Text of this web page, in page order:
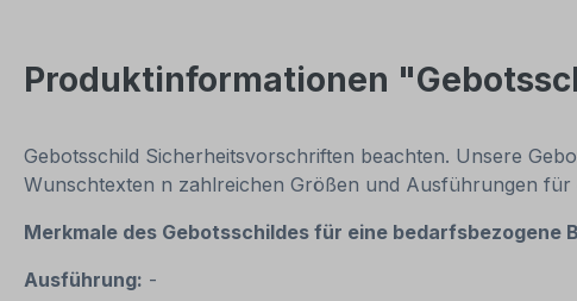
Produktinformationen
Gebotsschild Sicherheitsvorschriften beachten. Unsere
Wunschtexten n zahlreichen Größen und Ausführungen
Merkmale des Gebotsschildes für eine bedarfsbezogene
Ausführung: -